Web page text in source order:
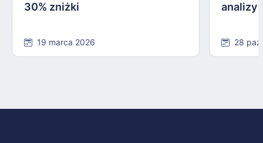
30% zniżki
19 marca 2026
analizy
28